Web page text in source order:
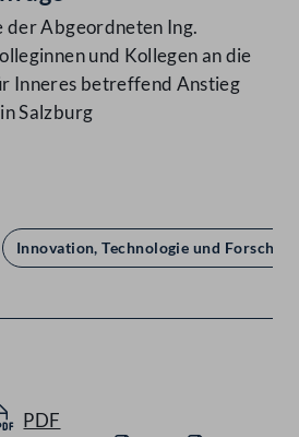
Abgeordneten Ing.
und Kollegen an die
Inneres betreffend Anstieg
Salzburg
Innovation, Technologie und
PDF